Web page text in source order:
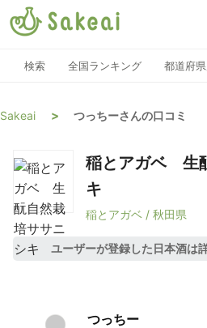
検索 全国ランキング 都道府
Sakeai > つっちーさんの口コミ
稲とアガベ 生
キ
稲とアガベ / 秋田県
ユーザーが登録した日本酒は
つっちー